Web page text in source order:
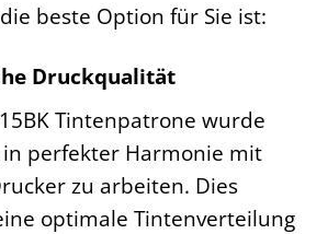
beste Option für Sie ist:
Druckqualität
Tintenpatrone wurde
perfekter Harmonie mit
zu arbeiten. Dies
optimale Tintenverteilung